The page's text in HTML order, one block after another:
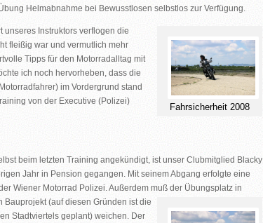
Helmabnahme bei Bewusstlosen selbstlos zur Verfügung.
Fahrsicherheit 2008
unseres Instruktors verflogen die
fleißig war und vermutlich mehr
Tipps für den Motorradalltag mit
ich noch hervorheben, dass die
im Vordergrund stand
von der Executive (Polizei)
beim letzten Training angekündigt, ist unser Clubmitglied Blacky
Jahr in Pension gegangen. Mit seinem Abgang erfolgte eine
Wiener Motorrad Polizei. Außerdem muß der Übungsplatz in
Bauprojekt (auf diesen Gründen ist die
Stadtviertels geplant) weichen. Der